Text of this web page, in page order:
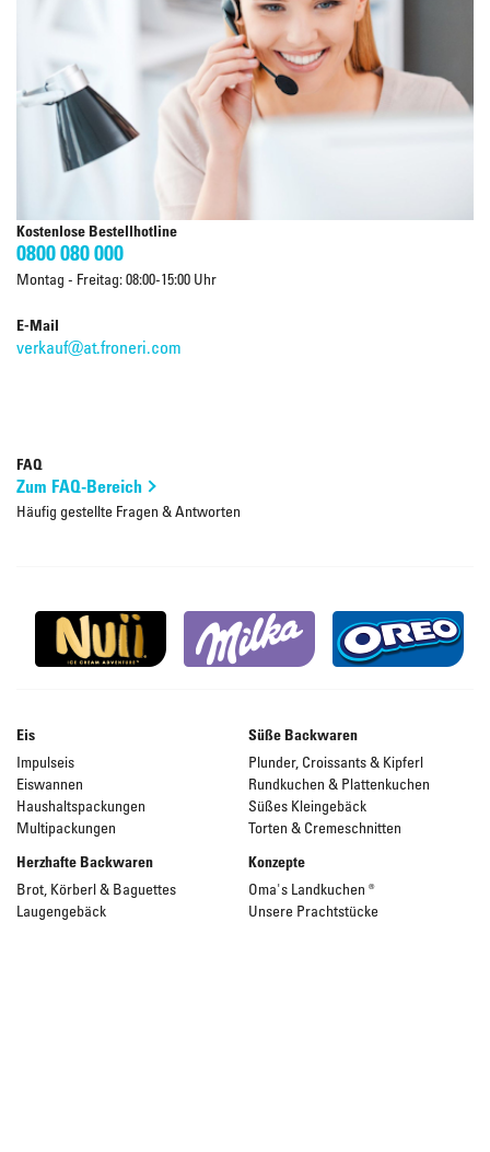
Kostenlose Bestellhotline
0800 080 000
Montag - Freitag: 08:00-15:00 Uhr
E-Mail
verkauf@at.froneri.com
FAQ
Zum FAQ-Bereich
Häufig gestellte Fragen & Antworten
Eis
Impulseis
Eiswannen
Haushaltspackungen
Multipackungen
Süße Backwaren
Plunder, Croissants & Kipferl
Rundkuchen & Plattenkuchen
Süßes Kleingebäck
Torten & Cremeschnitten
Herzhafte Backwaren
Brot, Körberl & Baguettes
Laugengebäck
Konzepte
Oma's Landkuchen ®
Unsere Prachtstücke